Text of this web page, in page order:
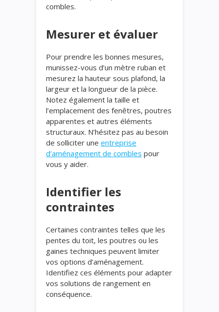
combles.
Mesurer et évaluer
Pour prendre les bonnes mesures,
munissez-vous d’un mètre ruban et
mesurez la hauteur sous plafond, la
largeur et la longueur de la pièce.
Notez également la taille et
l’emplacement des fenêtres, poutres
apparentes et autres éléments
structuraux. N’hésitez pas au besoin
de solliciter une entreprise
d’aménagement de combles pour
vous y aider.
Identifier les
contraintes
Certaines contraintes telles que les
pentes du toit, les poutres ou les
gaines techniques peuvent limiter
vos options d’aménagement.
Identifiez ces éléments pour adapter
vos solutions de rangement en
conséquence.